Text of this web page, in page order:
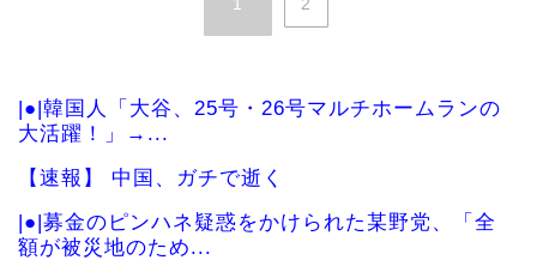
1 2
|●|韓国人「大谷、25号・26号マルチホームランの
大活躍！」→...
【速報】 中国、ガチで逝く
|●|募金のピンハネ疑惑をかけられた某野党、「全
額が被災地のため...